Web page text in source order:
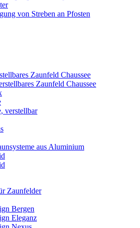
von Streben an Pfosten
Zaunfeld Chaussee
Zaunfeld Chaussee
verstellbar
aus Aluminium
Zaunfelder
Bergen
Eleganz